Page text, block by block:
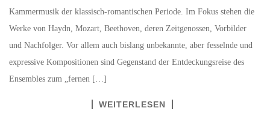
Kammermusik der klassisch-romantischen Periode. Im Fokus stehen die
Werke von Haydn, Mozart, Beethoven, deren Zeitgenossen, Vorbilder
und Nachfolger. Vor allem auch bislang unbekannte, aber fesselnde und
expressive Kompositionen sind Gegenstand der Entdeckungsreise des
Ensembles zum „fernen […]
WEITERLESEN